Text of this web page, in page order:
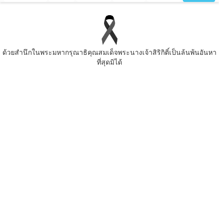
ด้วยสํานึกในพระมหากรุณาธิคุณสมเด็จพระนางเจ้าสิริกิติ์เป็นล้นพ้นอันหา
ที่สุดมิได้